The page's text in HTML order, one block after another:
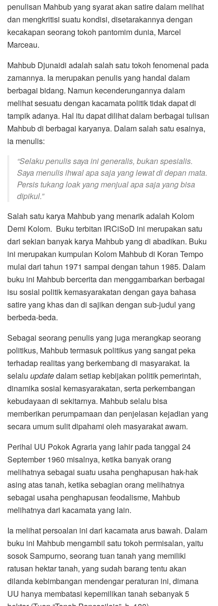
penulisan Mahbub yang syarat akan satire dalam melihat
dan mengkritisi suatu kondisi, disetarakannya dengan
kecakapan seorang tokoh pantomim dunia, Marcel
Marceau.
Mahbub Djunaidi adalah salah satu tokoh fenomenal pada
zamannya. Ia merupakan penulis yang handal dalam
berbagai bidang. Namun kecenderungannya dalam
melihat sesuatu dengan kacamata politik tidak dapat di
tampik adanya. Hal itu dapat dilihat dalam berbagai tulisan
Mahbub di berbagai karyanya. Dalam salah satu esainya,
ia menulis:
“Selaku penulis saya ini generalis, bukan spesialis.
Saya menulis ihwal apa saja yang lewat di depan mata.
Persis tukang loak yang menjual apa saja yang bisa
dipikul.”
Salah satu karya Mahbub yang menarik adalah Kolom
Demi Kolom. Buku terbitan IRCiSoD ini merupakan satu
dari sekian banyak karya Mahbub yang di abadikan. Buku
ini merupakan kumpulan Kolom Mahbub di Koran Tempo
mulai dari tahun 1971 sampai dengan tahun 1985. Dalam
buku ini Mahbub bercerita dan menggambarkan berbagai
isu sosial politik kemasyarakatan dengan gaya bahasa
satire yang khas dan di sajikan dengan sub-judul yang
berbeda-beda.
Sebagai seorang penulis yang juga merangkap seorang
politikus, Mahbub termasuk politikus yang sangat peka
terhadap realitas yang berkembang di masyarakat. Ia
selalu updatedalam setiap kebijakan politik pemerintah,
dinamika sosial kemasyarakatan, serta perkembangan
kebudayaan di sekitarnya. Mahbub selalu bisa
memberikan perumpamaan dan penjelasan kejadian yang
secara umum sulit dipahami oleh masyarakat awam.
Perihal UU Pokok Agraria yang lahir pada tanggal 24
September 1960 misalnya, ketika banyak orang
melihatnya sebagai suatu usaha penghapusan hak-hak
asing atas tanah, ketika sebagian orang melihatnya
sebagai usaha penghapusan feodalisme, Mahbub
melihatnya dari kacamata yang lain.
Ia melihat persoalan ini dari kacamata arus bawah. Dalam
buku ini Mahbub mengambil satu tokoh permisalan, yaitu
sosok Sampurno, seorang tuan tanah yang memiliki
ratusan hektar tanah, yang sudah barang tentu akan
dilanda kebimbangan mendengar peraturan ini, dimana
UU hanya membatasi kepemilikan tanah sebanyak 5